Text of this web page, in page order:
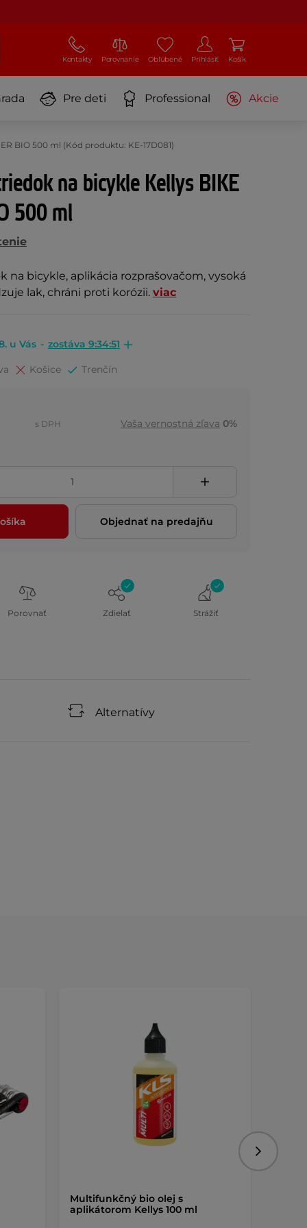
Kontakty Porovnanie Obľúbené Prihlásiť Košík
Pre deti Professional Akcie
BIO 500 ml (Kód produktu: KE-17D081)
na bicykle Kellys BIKE
500 ml
na bicykle, aplikácia rozprašovačom, vysoká
lak, chráni proti korózii. viac
u Vás - zostáva 9:34:50
Košice Trenčín
s DPH Vaša vernostná zľava 0%
Objednať na predajňu
Porovnať Zdielať Strážiť
Alternatívy
Multifunkčný bio olej s
aplikátorom Kellys 100 ml